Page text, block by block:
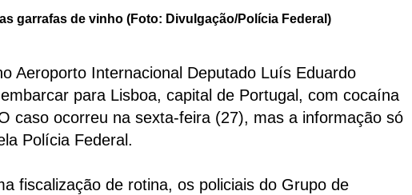
garrafas de vinho (Foto: Divulgação/Polícia Federal)
Aeroporto Internacional Deputado Luís Eduardo
para Lisboa, capital de Portugal, com cocaína
caso ocorreu na sexta-feira (27), mas a informação só
Polícia Federal.
fiscalização de rotina, os policiais do Grupo de